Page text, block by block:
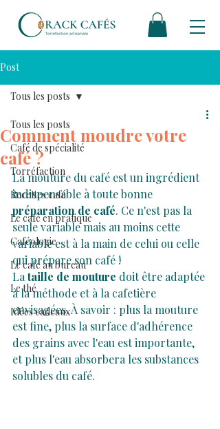
Post
Tous les posts
Café de spécialité
Torréfaction
Recettes café
Le café en pratique
Caféologie
Le café au bureau
Le thé
Idées cadeaux
Tous les posts
Comment moudre votre
café ?
La mouture du café est un ingrédient
indispensable à toute bonne
préparation de café. Ce n'est pas la
seule variable mais au moins cette
variable est à la main de celui ou celle
qui prépare son café !
La taille de mouture doit être adaptée
à la méthode et à la cafetière
envisagées. À savoir : plus la mouture
est fine, plus la surface d'adhérence
des grains avec l'eau est importante,
et plus l'eau absorbera les substances
solubles du café.